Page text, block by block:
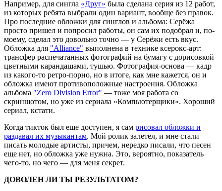
Например, для сингла «Друг» была сделана серия из 12 работ,
из которых ребята выбрали один вариант, вообще без правок.
Про последние обложки для синглов и альбома: Серёжа
просто пришел и попросил работы, он сам их подобрал и, по-
моему, сделал это довольно точно — у Серёжи есть вкус.
Обложка для "Alliance" выполнена в технике ксерокс-арт:
трансфер распечатанных фотографий на бумагу с дорисовкой
цветными карандашами, тушью. Фотография-основа — кадр
из какого-то ретро-порно, но в итоге, как мне кажется, он и
обложка имеют противоположные настроения. Обложка
альбома "Zero Division Error" — тоже моя работа со
скриншотом, но уже из сериала «Компьютерщики». Хороший
сериал, кстати.
Когда тикток был еще доступен, я сам рисовал обложки и
раздавал их музыкантам. Мой ролик залетел, и мне стали
писать молодые артисты, причем, нередко писали, что песен
еще нет, но обложка уже нужна. Это, вероятно, показатель
чего-то, но чего — для меня секрет.
ДОВОЛЕН ЛИ ТЫ РЕЗУЛЬТАТОМ?